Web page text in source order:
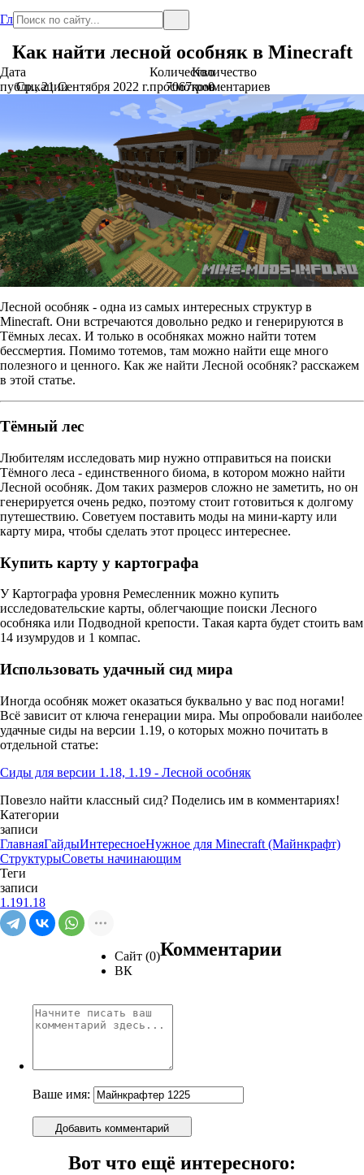
Главная
Как найти лесной особняк в Minecraft
Дата
публикации
Ср., 21 Сентября 2022 г.
Количество
просмотров
7067
Количество
комментариев
0
Лесной особняк - одна из самых интересных структур в
Minecraft. Они встречаются довольно редко и генерируются в
Тёмных лесах. И только в особняках можно найти тотем
бессмертия. Помимо тотемов, там можно найти еще много
полезного и ценного. Как же найти Лесной особняк? расскажем
в этой статье.
Тёмный лес
Любителям исследовать мир нужно отправиться на поиски
Тёмного леса - единственного биома, в котором можно найти
Лесной особняк. Дом таких размеров сложно не заметить, но он
генерируется очень редко, поэтому стоит готовиться к долгому
путешествию. Советуем поставить моды на мини-карту или
карту мира, чтобы сделать этот процесс интереснее.
Купить карту у картографа
У Картографа уровня Ремесленник можно купить
исследовательские карты, облегчающие поиски Лесного
особняка или Подводной крепости. Такая карта будет стоить вам
14 изумрудов и 1 компас.
Использовать удачный сид мира
Иногда особняк может оказаться буквально у вас под ногами!
Всё зависит от ключа генерации мира. Мы опробовали наиболее
удачные сиды на версии 1.19, о которых можно почитать в
отдельной статье:
Сиды для версии 1.18, 1.19 - Лесной особняк
Повезло найти классный сид? Поделись им в комментариях!
Категории
записи
ГлавнаяГайдыИнтересноеНужное для Minecraft (Майнкрафт)
СтруктурыСоветы начинающим
Теги
записи
1.191.18
Сайт (0)
ВК
Комментарии
Ваше имя:
Добавить комментарий
Вот что ещё интересного: